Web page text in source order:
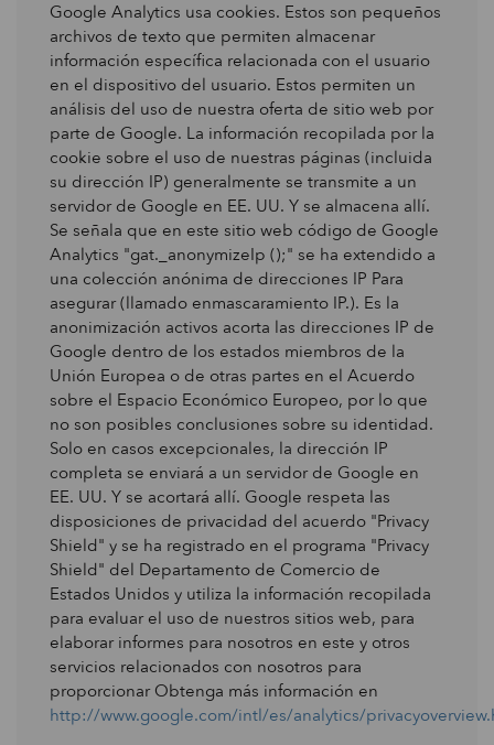
Google Analytics usa cookies. Estos son pequeños
archivos de texto que permiten almacenar
información específica relacionada con el usuario
en el dispositivo del usuario. Estos permiten un
análisis del uso de nuestra oferta de sitio web por
parte de Google. La información recopilada por la
cookie sobre el uso de nuestras páginas (incluida
su dirección IP) generalmente se transmite a un
servidor de Google en EE. UU. Y se almacena allí.
Se señala que en este sitio web código de Google
Analytics "gat._anonymizeIp ();" se ha extendido a
una colección anónima de direcciones IP Para
asegurar (llamado enmascaramiento IP.). Es la
anonimización activos acorta las direcciones IP de
Google dentro de los estados miembros de la
Unión Europea o de otras partes en el Acuerdo
sobre el Espacio Económico Europeo, por lo que
no son posibles conclusiones sobre su identidad.
Solo en casos excepcionales, la dirección IP
completa se enviará a un servidor de Google en
EE. UU. Y se acortará allí. Google respeta las
disposiciones de privacidad del acuerdo "Privacy
Shield" y se ha registrado en el programa "Privacy
Shield" del Departamento de Comercio de
Estados Unidos y utiliza la información recopilada
para evaluar el uso de nuestros sitios web, para
elaborar informes para nosotros en este y otros
servicios relacionados con nosotros para
proporcionar Obtenga más información en
http://www.google.com/intl/es/analytics/